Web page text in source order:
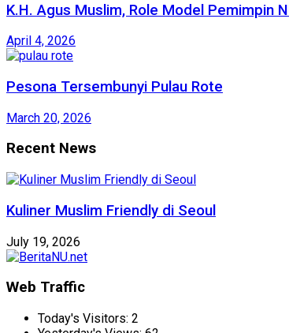
K.H. Agus Muslim, Role Model Pemimpin
April 4, 2026
Pesona Tersembunyi Pulau Rote
March 20, 2026
Recent News
Kuliner Muslim Friendly di Seoul
July 19, 2026
Web Traffic
Today's Visitors: 2